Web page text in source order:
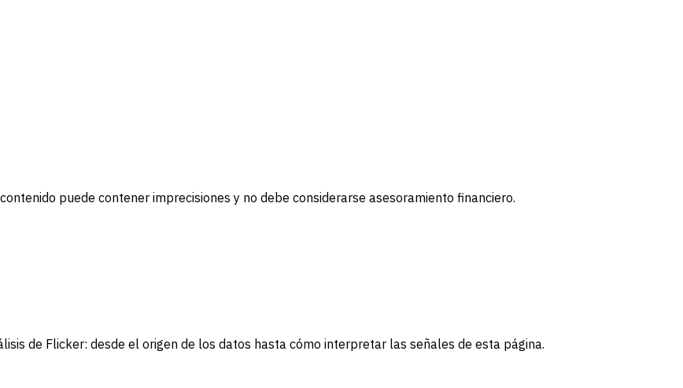
puede contener imprecisiones y no debe considerarse asesoramiento financiero.
de Flicker: desde el origen de los datos hasta cómo interpretar las señales de esta página.